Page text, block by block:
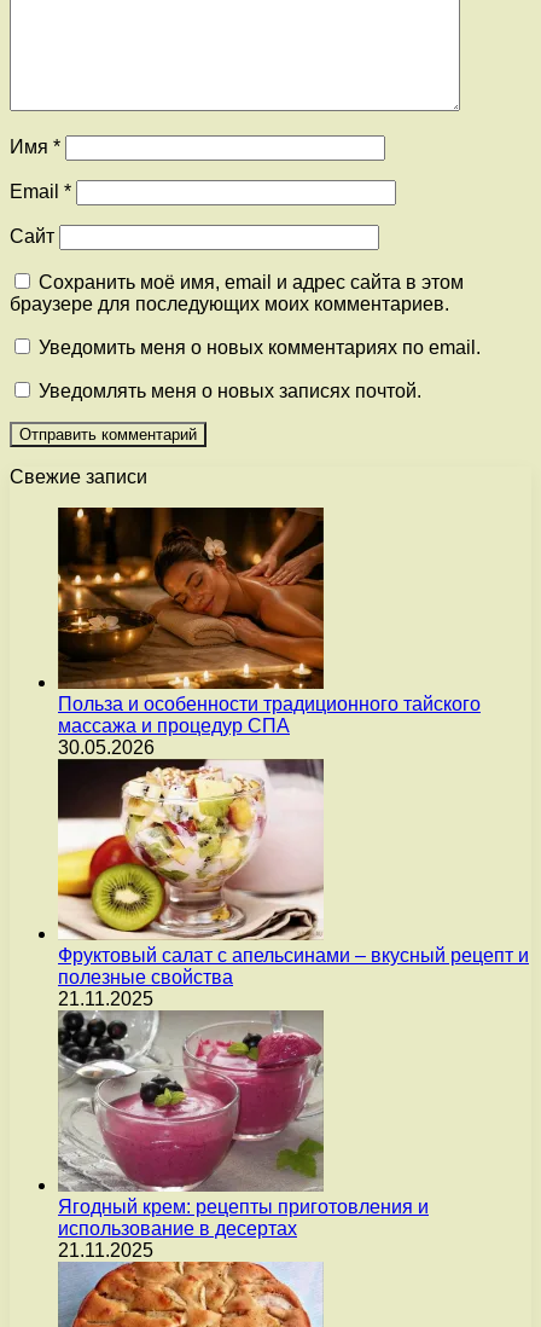
Имя *
Email *
Сайт
Сохранить моё имя, email и адрес сайта в этом
браузере для последующих моих комментариев.
Уведомить меня о новых комментариях по email.
Уведомлять меня о новых записях почтой.
Свежие записи
Польза и особенности традиционного тайского
массажа и процедур СПА
30.05.2026
Фруктовый салат с апельсинами – вкусный рецепт и
полезные свойства
21.11.2025
Ягодный крем: рецепты приготовления и
использование в десертах
21.11.2025